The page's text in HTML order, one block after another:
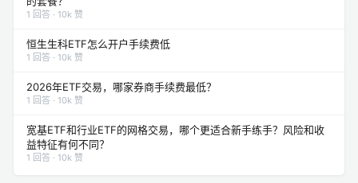
1 回答 · 10k 赞
恒生生科ETF怎么开户手续费低
1 回答 · 10k 赞
2026年ETF交易，哪家券商手续费最低？
1 回答 · 10k 赞
宽基ETF和行业ETF的网格交易，哪个更适合新手练手？风险和收
益特征有何不同？
1 回答 · 10k 赞